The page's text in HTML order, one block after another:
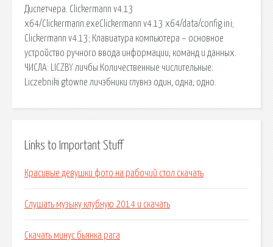
Диспетчера. Clickermann v4.13
x64/Clickermann.exeClickermann v4.13 x64/data/config.ini;
Clickermann v4.13; Клавиатура компьютера – основное
устройство ручного ввода информации, команд и данных.
ЧИСЛА: LICZBY личбы Количественные числительные:
Liczebniki gtowne личэбники глувнэ один, одна, одно.
Links to Important Stuff
Красивые девушки фото на рабочий стол скачать
Слушать музыку клубную 2014 и скачать
Скачать минус бьянка рага